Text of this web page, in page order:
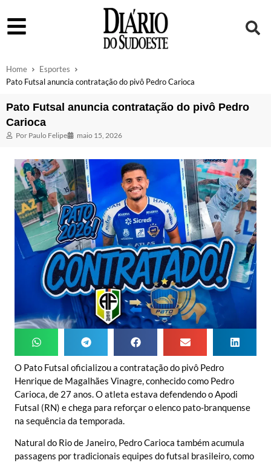
Home
Esportes
Pato Futsal anuncia contratação do pivô Pedro Carioca
Pato Futsal anuncia contratação do pivô Pedro
Carioca
Por Paulo Felipe maio 15, 2026
O Pato Futsal oficializou a contratação do pivô Pedro
Henrique de Magalhães Vinagre, conhecido como Pedro
Carioca, de 27 anos. O atleta estava defendendo o Apodi
Futsal (RN) e chega para reforçar o elenco pato-branquense
na sequência da temporada.
Natural do Rio de Janeiro, Pedro Carioca também acumula
passagens por tradicionais equipes do futsal brasileiro, como